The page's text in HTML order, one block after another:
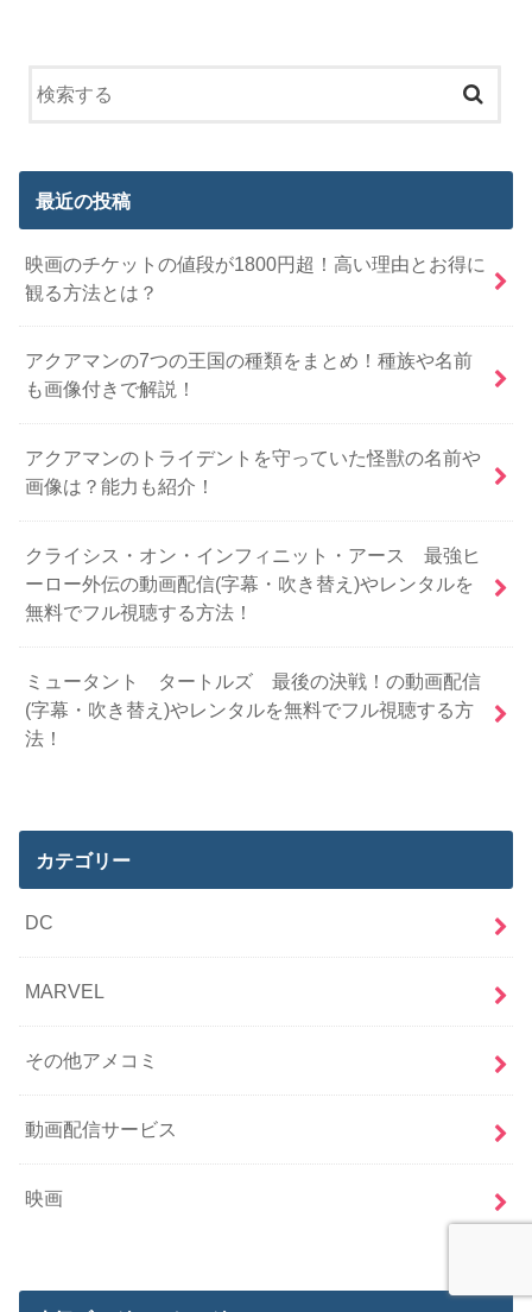
最近の投稿
映画のチケットの値段が1800円超！高い理由とお得に
観る方法とは？
アクアマンの7つの王国の種類をまとめ！種族や名前
も画像付きで解説！
アクアマンのトライデントを守っていた怪獣の名前や
画像は？能力も紹介！
クライシス・オン・インフィニット・アース 最強ヒ
ーロー外伝の動画配信(字幕・吹き替え)やレンタルを
無料でフル視聴する方法！
ミュータント タートルズ 最後の決戦！の動画配信
(字幕・吹き替え)やレンタルを無料でフル視聴する方
法！
カテゴリー
DC
MARVEL
その他アメコミ
動画配信サービス
映画